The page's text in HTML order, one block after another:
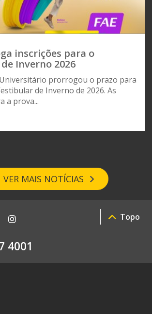
inscrições para o
Inverno 2026
Universitário prorrogou o prazo para
de Inverno de 2026. As
a prova...
VER MAIS NOTÍCIAS
4001
Topo